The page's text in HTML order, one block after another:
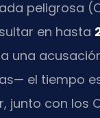
peligrosa
en hasta
una
el tiempo
junto con los